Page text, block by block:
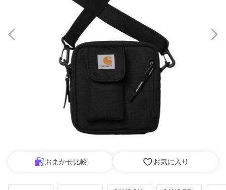
おまかせ比較 お気に入り